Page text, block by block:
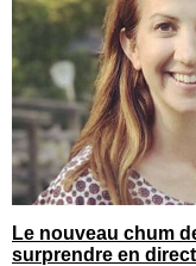
Le nouveau chum
surprendre en